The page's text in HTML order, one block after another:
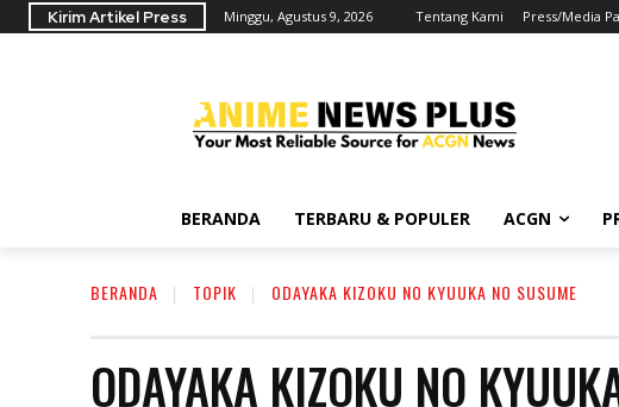
Kirim Artikel Press Minggu, Agustus 9, 2026 Tentang Kami Press/Media
BERANDA TERBARU & POPULER ACGN
BERANDA TOPIK ODAYAKA KIZOKU NO KYUUKA NO SUSUME
ODAYAKA KIZOKU NO